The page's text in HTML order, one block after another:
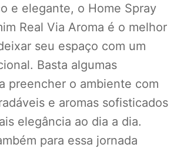
e elegante, o Home Spray
Real Via Aroma é o melhor
seu espaço com um
Basta algumas
preencher o ambiente com
e aromas sofisticados
elegância ao dia a dia.
para essa jornada